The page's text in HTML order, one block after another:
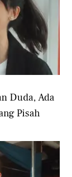
Duda, Ada
Pisah